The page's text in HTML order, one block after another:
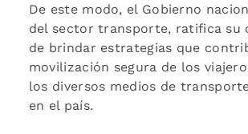
De este modo, el Gobierno
del sector transporte, ratifica su
de brindar estrategias que
movilización segura de los
los diversos medios de
en el país.